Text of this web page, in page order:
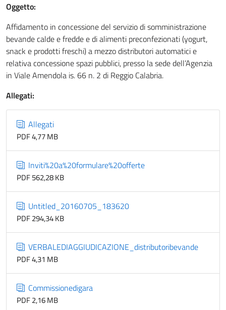
Oggetto:
Affidamento in concessione del servizio di somministrazione
bevande calde e fredde e di alimenti preconfezionati (yogurt,
snack e prodotti freschi) a mezzo distributori automatici e
relativa concessione spazi pubblici, presso la sede dell’Agenzia
in Viale Amendola is. 66 n. 2 di Reggio Calabria.
Allegati:
Allegati
PDF 4,77 MB
Inviti%20a%20formulare%20offerte
PDF 562,28 KB
Untitled_20160705_183620
PDF 294,34 KB
VERBALEDIAGGIUDICAZIONE_distributoribevande
PDF 4,31 MB
Commissionedigara
PDF 2,16 MB